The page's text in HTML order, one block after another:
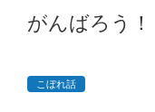
がんばろう！
こぼれ話